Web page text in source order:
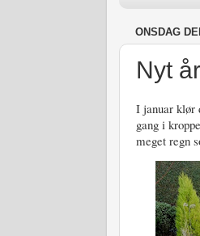
ONSDAG
Nyt
I januar klør
gang i
meget regn